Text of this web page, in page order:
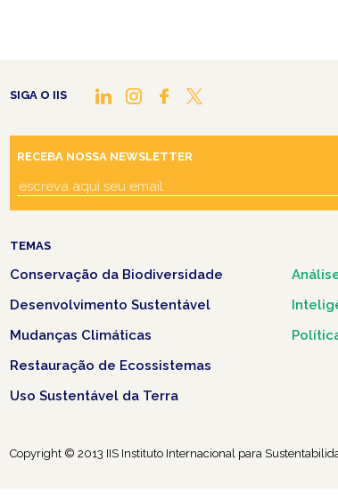
SIGA O IIS
RECEBA NOSSA NEWSLETTER
TEMAS
Conservação da Biodiversidade
Desenvolvimento Sustentável
Mudanças Climáticas
Restauração de Ecossistemas
Uso Sustentável da Terra
Copyright © 2013 IIS Instituto Internacional para